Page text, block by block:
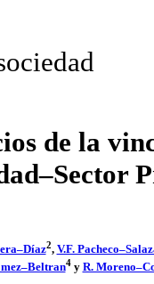
de la
2, V.F.
4y R.